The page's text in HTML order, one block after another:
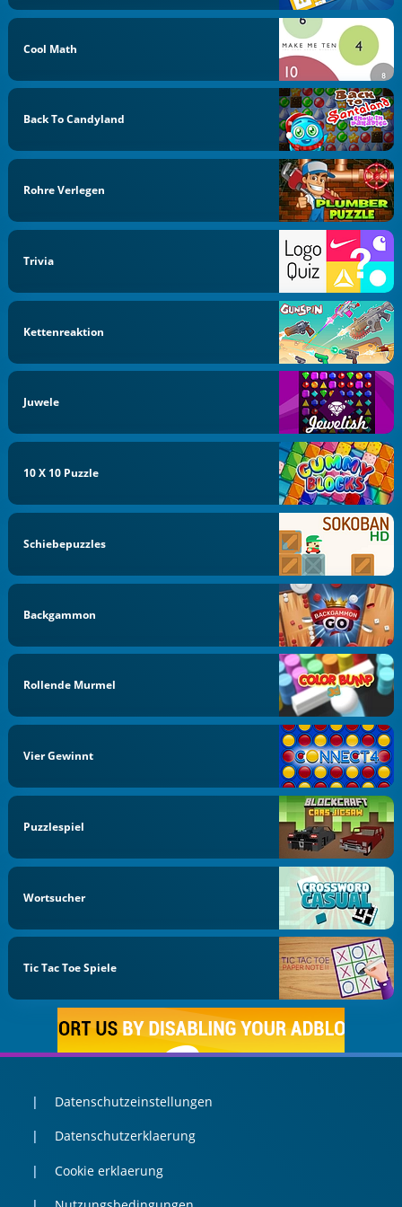
Cool Math
Back To Candyland
Rohre Verlegen
Trivia
Kettenreaktion
Juwele
10 X 10 Puzzle
Schiebepuzzles
Backgammon
Rollende Murmel
Vier Gewinnt
Puzzlespiel
Wortsucher
Tic Tac Toe Spiele
Datenschutzeinstellungen
Datenschutzerklaerung
Cookie erklaerung